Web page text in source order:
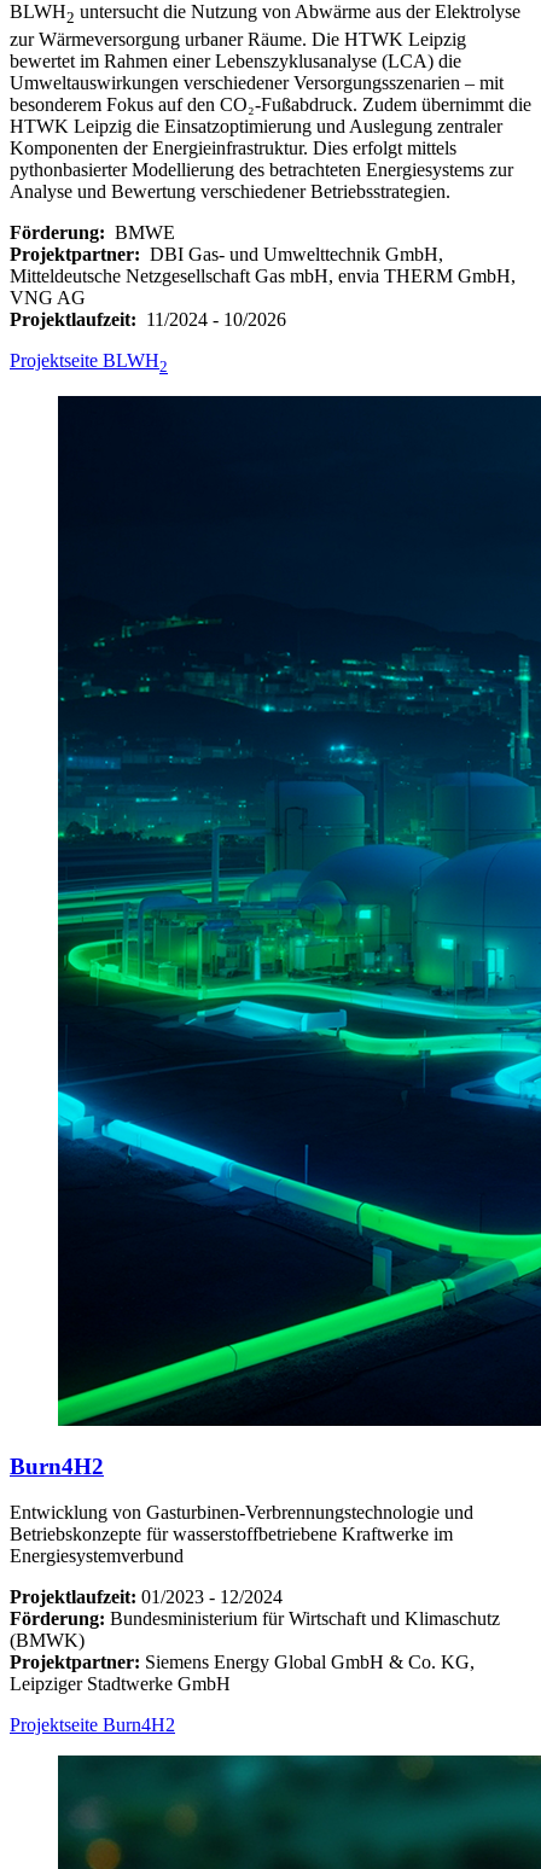
BLWH2 untersucht die Nutzung von Abwärme aus der Elektrolyse
zur Wärmeversorgung urbaner Räume. Die HTWK Leipzig
bewertet im Rahmen einer Lebenszyklusanalyse (LCA) die
Umweltauswirkungen verschiedener Versorgungsszenarien – mit
besonderem Fokus auf den CO₂-Fußabdruck. Zudem übernimmt die
HTWK Leipzig die Einsatzoptimierung und Auslegung zentraler
Komponenten der Energieinfrastruktur. Dies erfolgt mittels
pythonbasierter Modellierung des betrachteten Energiesystems zur
Analyse und Bewertung verschiedener Betriebsstrategien.
Förderung: BMWE
Projektpartner: DBI Gas- und Umwelttechnik GmbH,
Mitteldeutsche Netzgesellschaft Gas mbH, envia THERM GmbH,
VNG AG
Projektlaufzeit: 11/2024 - 10/2026
Projektseite BLWH2
Burn4H2
Entwicklung von Gasturbinen-Verbrennungstechnologie und
Betriebskonzepte für wasserstoffbetriebene Kraftwerke im
Energiesystemverbund
Projektlaufzeit: 01/2023 - 12/2024
Förderung: Bundesministerium für Wirtschaft und Klimaschutz
(BMWK)
Projektpartner: Siemens Energy Global GmbH & Co. KG,
Leipziger Stadtwerke GmbH
Projektseite Burn4H2